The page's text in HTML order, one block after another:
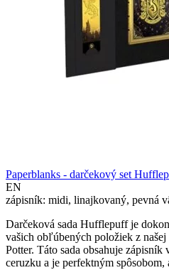
Paperblanks - darčekový set
EN
zápisník: midi, linajkovaný, pevná
Darčeková sada Hufflepuff je
vašich obľúbených položiek z
Potter. Táto sada obsahuje zápisník
ceruzku a je perfektným spôsobom,